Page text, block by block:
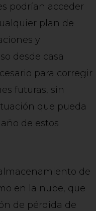
podrían acceder
plan de
y
desde casa
para corregir
futuras, sin
que pueda
de estos
de
en la nube, que
de pérdida de